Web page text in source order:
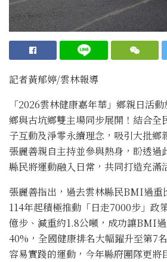
記者黃郁婷/雲林報導
「2026雲林健康嘉年華」鄉親日活
鄉與古坑鄉雙主場同步展開！結合全
子互動及淨零永續理念，吸引大批鄉
張麗善親自主持並參與熱身，盼透過
縣民將運動融入日常，共同打造充滿
張麗善指出，過去雲林縣民BMI過重
114年起積極推動「日走7000步」政
億步、減重約1.8公噸，成功讓BMI
40%，全國健康排名大幅躍升至第7
容易實踐的運動，今年縣府團隊更將